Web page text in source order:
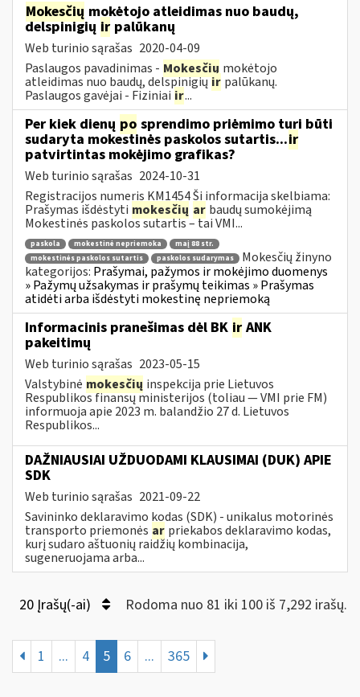
Mokesčių mokėtojo atleidimas nuo baudų,
delspinigių ir palūkanų
Web turinio sąrašas 2020-04-09
Paslaugos pavadinimas - Mokesčių mokėtojo
atleidimas nuo baudų, delspinigiųir palūkanų.
Paslaugos gavėjai - Fiziniai ir...
Per kiek dienų po sprendimo priėmimo turi būti
sudaryta mokestinės paskolos sutartis...ir
patvirtintas mokėjimo grafikas?
Web turinio sąrašas 2024-10-31
Registracijos numeris KM1454 Ši informacija skelbiama:
Prašymas išdėstyti mokesčių ar baudų sumokėjimą
Mokestinės paskolos sutartis – tai VMI...
paskola mokestinė nepriemoka
maį 88 str.
mokestinės paskolos sutartis
paskolos sudarymas
Mokesčių žinyno
kategorijos: Prašymai, pažymos ir mokėjimo duomenys
» Pažymų užsakymas ir prašymų teikimas » Prašymas
atidėti arba išdėstyti mokestinę nepriemoką
Informacinis pranešimas dėl BK ir ANK
pakeitimų
Web turinio sąrašas 2023-05-15
Valstybinė mokesčių inspekcija prie Lietuvos
Respublikos finansų ministerijos (toliau — VMI prie FM)
informuoja apie 2023 m. balandžio 27 d. Lietuvos
Respublikos...
DAŽNIAUSIAI UŽDUODAMI KLAUSIMAI (DUK) APIE
SDK
Web turinio sąrašas 2021-09-22
Savininko deklaravimo kodas (SDK) - unikalus motorinės
transporto priemonės ar priekabos deklaravimo kodas,
kurį sudaro aštuonių raidžių kombinacija,
sugeneruojama arba...
20 Įrašų(-ai) Rodoma nuo 81 iki 100 iš 7,292 irašų.
1 ... 4 5 6 ... 365